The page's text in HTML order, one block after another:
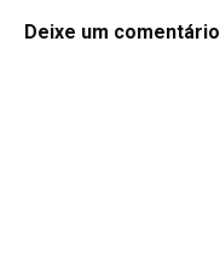
Deixe um comentário